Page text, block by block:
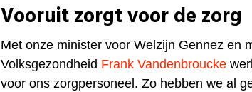
Vooruit zorgt voor de zorg
Met onze minister voor Welzijn Gennez en
Volksgezondheid Frank Vandenbroucke
voor ons zorgpersoneel. Zo hebben we al